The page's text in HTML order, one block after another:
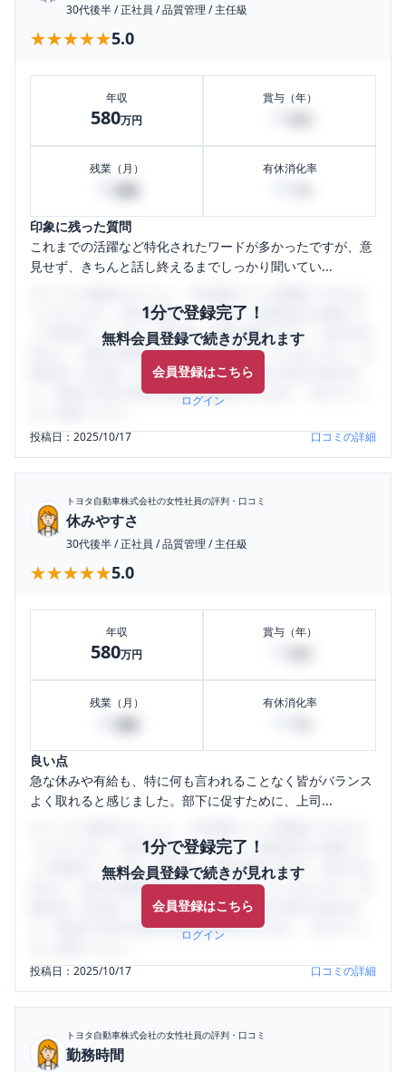
30代後半/正社員 /品質管理 /主任級
★★★★★
★★★★★5.0
年収
580万円
賞与（年）
残業（月）
40
有休消化率
印象に残った質問
これまでの活躍など特化されたワードが多かったですが、意
見せず、きちんと話し終えるまでしっかり聞いてい...
1分で登録完了！
無料会員登録で続きが見れます
会員登録はこちら
ログイン
うになります。SHEHUB(シーハブ)は、女性限定の企業口コ
ミの投稿サイトです。給与面・女性の働きやすさ・会社の評
判など、女性の転職は気にすべき点がたくさんあります。先
輩社員（元社員）の口コミを通して、本当の会社の姿を知
り、将来の不安や現在の悩みを解消するために、ぜひサイト
投稿日：2025/10/17 口コミの詳細
トヨタ自動車株式会社の女性社員の評判・口コミ
休みやすさ
30代後半/正社員 /品質管理 /主任級
★★★★★
★★★★★5.0
年収
580万円
賞与（年）
残業（月）
40
有休消化率
良い点
急な休みや有給も、特に何も言われることなく皆がバランス
よく取れると感じました。部下に促すために、上司...
1分で登録完了！
無料会員登録で続きが見れます
会員登録はこちら
ログイン
うになります。SHEHUB(シーハブ)は、女性限定の企業口コ
ミの投稿サイトです。給与面・女性の働きやすさ・会社の評
判など、女性の転職は気にすべき点がたくさんあります。先
輩社員（元社員）の口コミを通して、本当の会社の姿を知
り、将来の不安や現在の悩みを解消するために、ぜひサイト
投稿日：2025/10/17 口コミの詳細
トヨタ自動車株式会社の女性社員の評判・口コミ
勤務時間